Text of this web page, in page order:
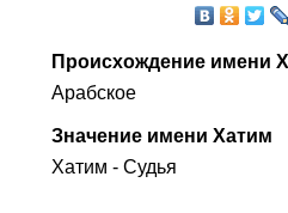
Происхождение имени
Арабское
Значение имени Хатим
Хатим - Судья